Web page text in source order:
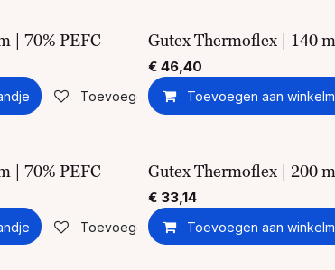
| 70% PEFC
Toevoegen aan verlanglijst
Gutex Thermoflex | 140
€ 46,40
Toevoegen aan
| 70% PEFC
Toevoegen aan verlanglijst
Gutex Thermoflex | 200
€ 33,14
Toevoegen aan